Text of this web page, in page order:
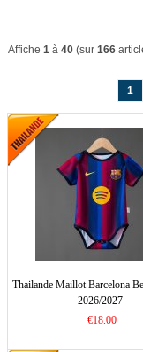
Affiche 1à 40(sur 166
1
Thailande Maillot Barcelona
2026/2027
€18.00